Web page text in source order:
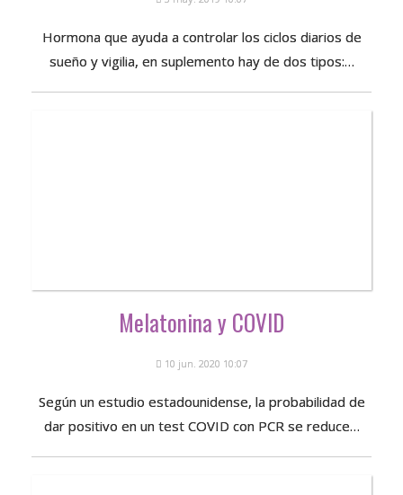
Hormona que ayuda a controlar los ciclos diarios de
sueño y vigilia, en suplemento hay de dos tipos:…
Melatonina y COVID
10 jun. 2020 10:07
Según un estudio estadounidense, la probabilidad de
dar positivo en un test COVID con PCR se reduce…